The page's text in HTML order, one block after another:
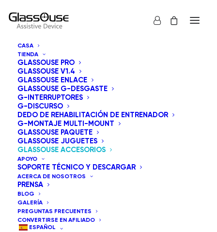
CASA
TIENDA
GLASSOUSE PRO
GLASSOUSE V1.4
GLASSOUSE ENLACE
GLASSOUSE G-DESGASTE
G-INTERRUPTORES
G-DISCURSO
DEDO DE REHABILITACIÓN DE ENTRENADOR
G-MONTAJE MULTI-MOUNT
GLASSOUSE PAQUETE
GLASSOUSE JUGUETES
GLASSOUSE ACCESORIOS
APOYO
SOPORTE TÉCNICO Y DESCARGAR
ACERCA DE NOSOTROS
PRENSA
BLOG
GALERÍA
PREGUNTAS FRECUENTES
CONVERTIRSE EN AFILIADO
ESPAÑOL